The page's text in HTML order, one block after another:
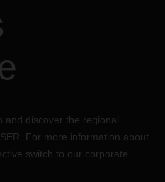
and discover the regional
For more information about
switch to our corporate